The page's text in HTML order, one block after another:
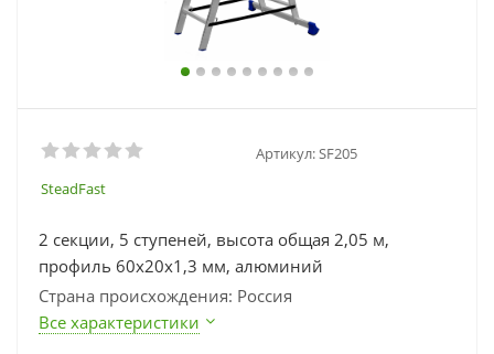
Артикул: SF205
SteadFast
2 секции, 5 ступеней, высота общая 2,05 м,
профиль 60х20х1,3 мм, алюминий
Страна происхождения: Россия
Все характеристики